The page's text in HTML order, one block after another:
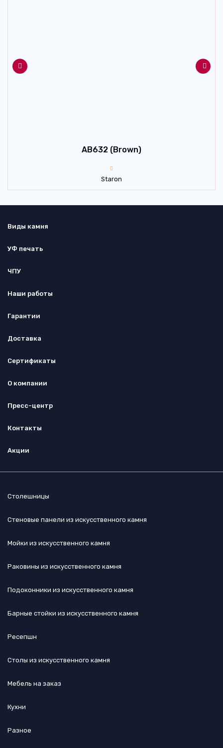
AB632 (Brown)
Staron
Виды камня
УФ печать
ЧПУ
Наши работы
Гарантии
Доставка
Сертификаты
О компании
Пресс-центр
Контакты
Акции
Столешницы
Стеновые панели из искусственного камня
Мойки из искусственного камня
Раковины из искусственного камня
Подоконники из искусственного камня
Барные стойки из искусственного камня
Ресепшн
Cтолы из искусственного камня
Мебель на заказ
Кухни
Разное